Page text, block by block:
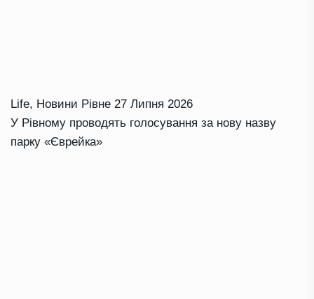
Life, Новини Рівне 27 Липня 2026
У Рівному проводять голосування за нову назву
парку «Єврейка»